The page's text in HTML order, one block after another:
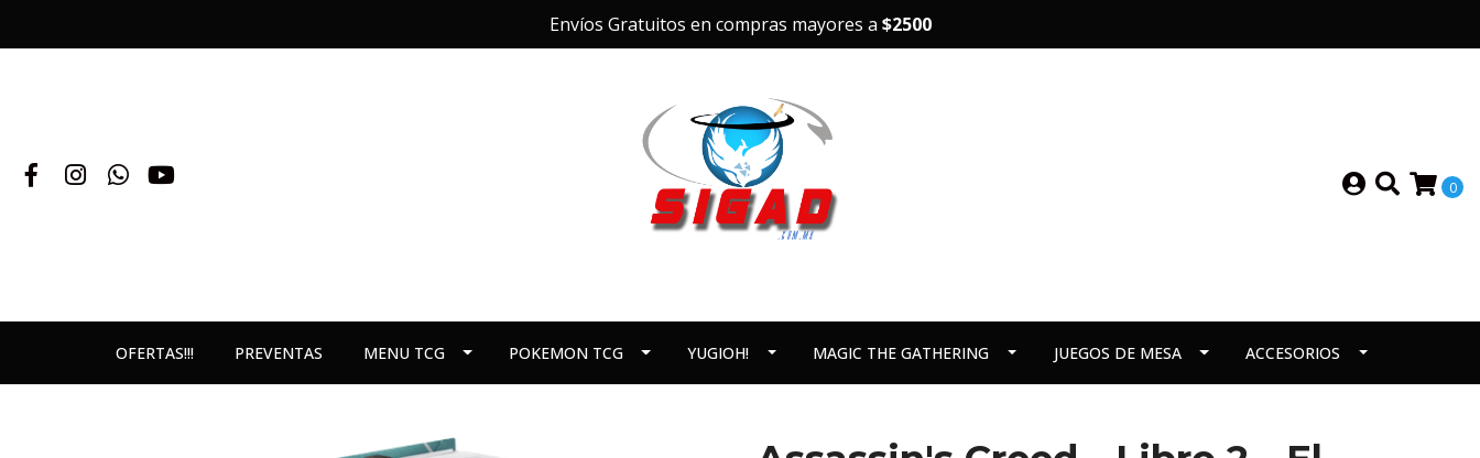
Envíos Gratuitos en compras mayores a $2500
0
OFERTAS!!! PREVENTAS MENU TCG POKEMON TCG YUGIOH! MAGIC THE GATHERING JUEGOS DE MESA ACCESORIOS